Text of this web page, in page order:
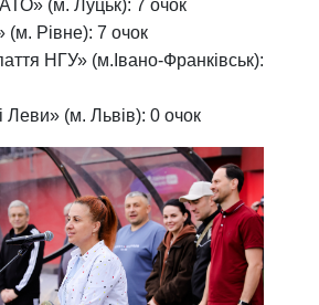
(м. Луцьк): 7 очок
(м. Рівне): 7 очок
НГУ» (м.Івано-Франківськ):
Леви» (м. Львів): 0 очок